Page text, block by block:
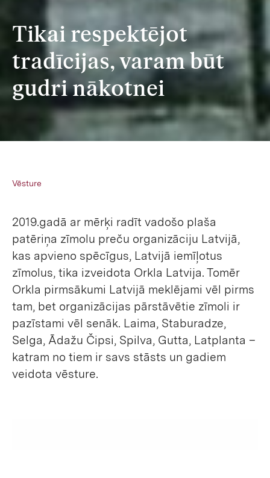
Tikai respektējot
tradīcijas, varam būt
gudri nākotnei
Vēsture
2019.gadā ar mērķi radīt vadošo plaša
patēriņa zīmolu preču organizāciju Latvijā,
kas apvieno spēcīgus, Latvijā iemīļotus
zīmolus, tika izveidota Orkla Latvija. Tomēr
Orkla pirmsākumi Latvijā meklējami vēl pirms
tam, bet organizācijas pārstāvētie zīmoli ir
pazīstami vēl senāk. Laima, Staburadze,
Selga, Ādažu Čipsi, Spilva, Gutta, Latplanta –
katram no tiem ir savs stāsts un gadiem
veidota vēsture.